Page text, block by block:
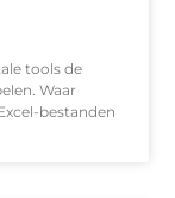
tools de
Waar
bestanden